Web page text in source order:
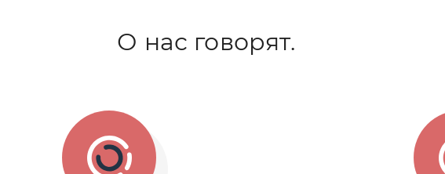
О нас говорят.